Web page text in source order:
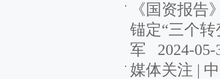
《国资报
锚定“三个
军
2024-05-
媒体关注 |